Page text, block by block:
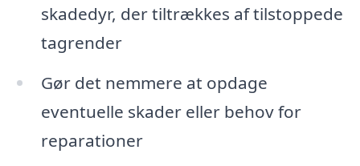
skadedyr, der tiltrækkes af tilstoppede
tagrender
Gør det nemmere at opdage
eventuelle skader eller behov for
reparationer